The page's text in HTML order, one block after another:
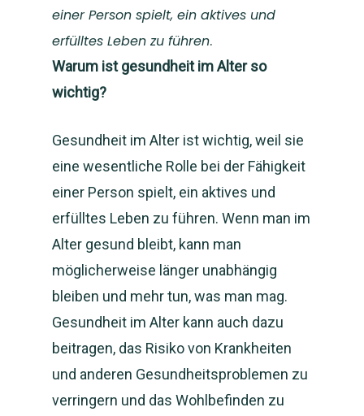
einer Person spielt, ein aktives und
erfülltes Leben zu führen.
Warum ist gesundheit im Alter so
wichtig?
Gesundheit im Alter ist wichtig, weil sie
eine wesentliche Rolle bei der Fähigkeit
einer Person spielt, ein aktives und
erfülltes Leben zu führen. Wenn man im
Alter gesund bleibt, kann man
möglicherweise länger unabhängig
bleiben und mehr tun, was man mag.
Gesundheit im Alter kann auch dazu
beitragen, das Risiko von Krankheiten
und anderen Gesundheitsproblemen zu
verringern und das Wohlbefinden zu